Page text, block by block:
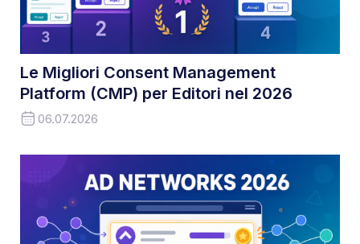
Le Migliori Consent Management
Platform (CMP) per Editori nel 2026
06.07.2026